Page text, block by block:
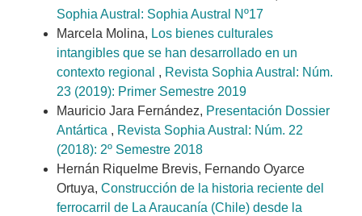
Sophia Austral: Sophia Austral Nº17
Marcela Molina, Los bienes culturales
intangibles que se han desarrollado en un
contexto regional , Revista Sophia Austral: Núm.
23 (2019): Primer Semestre 2019
Mauricio Jara Fernández, Presentación Dossier
Antártica , Revista Sophia Austral: Núm. 22
(2018): 2º Semestre 2018
Hernán Riquelme Brevis, Fernando Oyarce
Ortuya, Construcción de la historia reciente del
ferrocarril de La Araucanía (Chile) desde la